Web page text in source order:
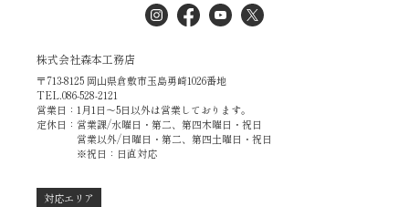
株式会社森本工務店
〒713-8125 岡山県倉敷市玉島勇崎1026番地
TEL.086-528-2121
営業日：1月1日～5日以外は営業しております。
定休日：営業課/水曜日・第二、第四木曜日・祝日
営業以外/日曜日・第二、第四土曜日・祝日
※祝日：日直対応
対応エリア